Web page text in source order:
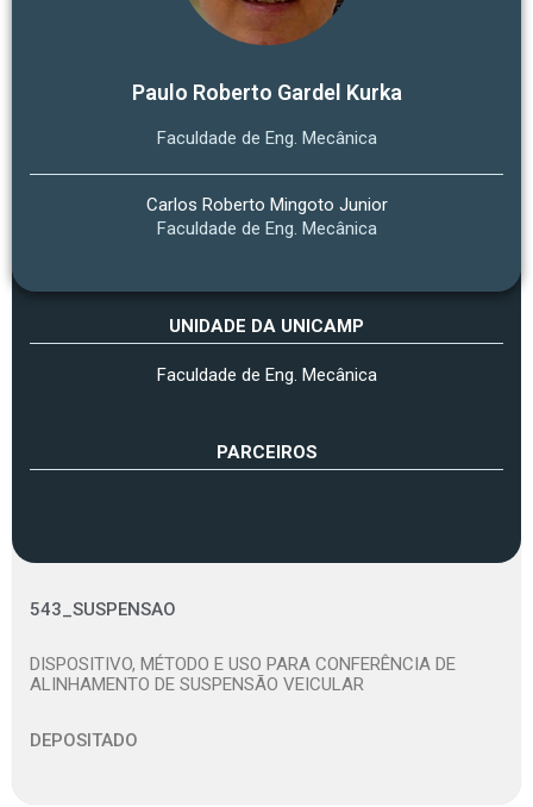
Paulo Roberto Gardel Kurka
Faculdade de Eng. Mecânica
Carlos Roberto Mingoto Junior
Faculdade de Eng. Mecânica
UNIDADE DA UNICAMP
Faculdade de Eng. Mecânica
PARCEIROS
543_SUSPENSAO
DISPOSITIVO, MÉTODO E USO PARA CONFERÊNCIA DE
ALINHAMENTO DE SUSPENSÃO VEICULAR
DEPOSITADO